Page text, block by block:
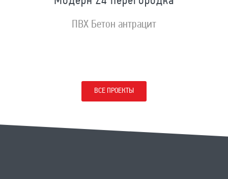
ПВХ Бетон антрацит
ВСЕ ПРОЕКТЫ